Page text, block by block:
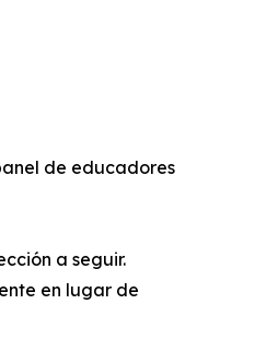
de educadores
a seguir.
en lugar de